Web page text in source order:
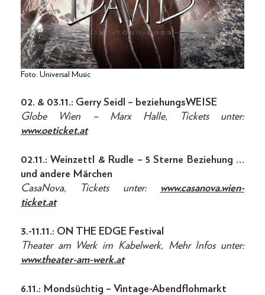
Foto: Universal Music
02. & 03.11.: Gerry Seidl – beziehungsWEISE
Globe Wien – Marx Halle, Tickets unter:
www.oeticket.at
02.11.: Weinzettl & Rudle – 5 Sterne Beziehung …
und andere Märchen
CasaNova, Tickets unter:
www.casanova.wien-
ticket.at
3.-11.11.: ON THE EDGE Festival
Theater am Werk im Kabelwerk, Mehr Infos unter:
www.theater-am-werk.at
6.11.: Mondsüchtig – Vintage-Abendflohmarkt